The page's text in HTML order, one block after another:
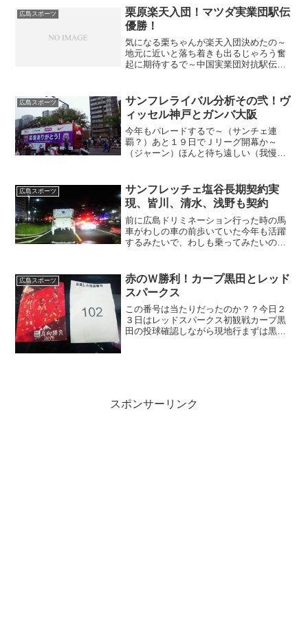
と！２２日のエディオンスタジアム３万
人も夢じゃないで～（わく...
広島スポーツ
栗原楽天入団！マツダ実業団駅伝
優勝！
気になる栗ちゃんが楽天入団決めたの～
地元に近いと落ち着きも出るじゃろう奮
起に期待するで～中国実業団対抗駅伝今
ジュ、レッドスパ勝利を決めた！ＪＴは
何しとるんじゃい！
広島スポーツ
サンフレライバル分析その弐！ヴ
ィッセル神戸とガンバ大阪
今年もパレードするで～（サンチェ連
覇？）あと１９日でＪリーグ開幕か～
（ジャーン）ほんと待ち遠しい（我慢の
（かーん）
広島スポーツ
サンフレッチェ塩谷長期契約実
現、皆川、清水、浅野も契約
前に広島ドリミネーション行った時の馬
車がわしの車の前歩いていた今年も活躍
するみたいで、わしも乗ってみたいの～
広島スポーツ
赤のＷ勝利！カープ黒田とレッド
スパークス
この番号は当たりだったのか？？今日２
３日はレッドスパークス初観戦カープ黒
田の投球確認しながら現地行まずは黒田
スポンサーリンク